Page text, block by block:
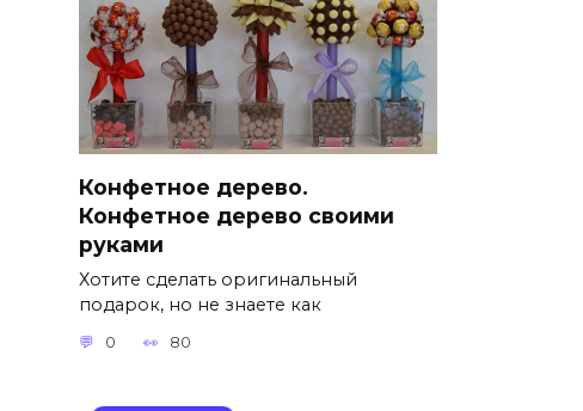
Конфетное дерево.
Конфетное дерево своими
руками
Хотите сделать оригинальный
подарок, но не знаете как
0 80